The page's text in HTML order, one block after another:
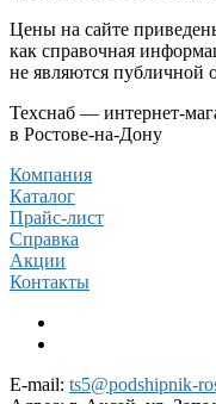
Цены на сайте
как справочная
не являются публичной
Техснаб — интернет-
в Ростове-на-Дону
Компания
Каталог
Прайс-лист
Справка
Акции
Контакты
E-mail: ts5@podshipnik-